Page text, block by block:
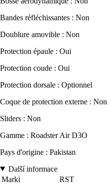
Bandes réfléchissantes : Non
Doublure amovible : Non
Protection épaule : Oui
Protection coude : Oui
Protection dorsale : Optionnel
Coque de protection externe : Non
Sliders : Non
Gamme : Roadster Air D3O
Pays d'origine : Pakistan
Další informace
Marki
RST